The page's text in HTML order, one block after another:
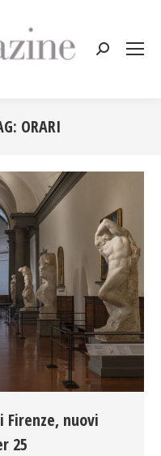
Cerca:
ORARI
Firenze, nuovi
25